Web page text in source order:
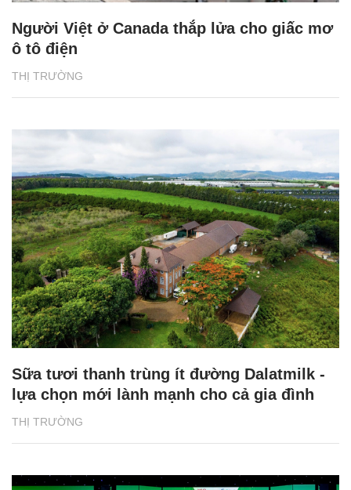
THỊ TRƯỜNG
Người Việt ở Canada thắp lửa cho giấc mơ
ô tô điện
THỊ TRƯỜNG
Sữa tươi thanh trùng ít đường Dalatmilk -
lựa chọn mới lành mạnh cho cả gia đình